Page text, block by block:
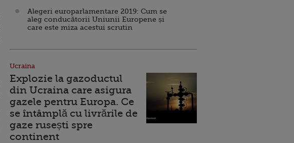
Alegeri europarlamentare 2019: Cum se
aleg conducătorii Uniunii Europene și
care este miza acestui scrutin
Ucraina
Explozie la gazoductul
din Ucraina care asigura
gazele pentru Europa. Ce
se întâmplă cu livrările de
gaze rusești spre
continent